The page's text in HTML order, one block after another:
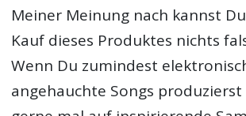
Meiner Meinung nach kannst
Kauf dieses Produktes nichts
Wenn Du zumindest
angehauchte Songs